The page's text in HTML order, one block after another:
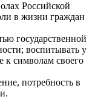
Российской
в жизни граждан
государственной
воспитывать у
к символам своего
потребность в